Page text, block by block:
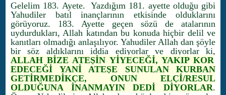
Gelelim 183. Ayete. Yazdığım 181. ayette olduğu gibi
Yahudiler batıl inançlarının etkisinde olduklarını
görüyoruz. 183. Ayette geçen sözü de atalarının
uydurdukları, Allah katından bu konuda hiçbir delil ve
kanıtları olmadığı anlaşılıyor. Yahudiler Allah dan şöyle
bir söz aldıklarını iddia ediyorlar ve diyorlar ki,
ALLAH BİZE ATEŞİN YİYECEĞİ, YAKIP KOR
EDECEĞİ YANİ ATEŞE SUNULAN KURBAN
GETİRMEDİKÇE, ONUN ELÇİ/RESUL
OLDUĞUNA İNANMAYIN DEDİ DİYORLAR.